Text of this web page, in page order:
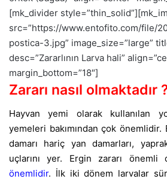
[mk_divider
src=”https://www.entofito.com/file/
postica-3.jpg” image_size=”large”
desc=”Zararlının Larva hali”
margin_bottom=”18″]
Zararı nasıl olmaktadır
Hayvan yemi olarak kullanılan
yemeleri bakımından çok
damarı hariç yan damarları,
uçlarını yer. Ergin zararı önemli
önemlidir. İlk iki dönem larvalar